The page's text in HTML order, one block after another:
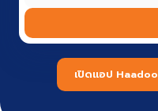
เปิดแอป Haadoo